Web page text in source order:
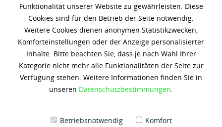
Funktionalität unserer Website zu gewährleisten. Diese
Cookies sind für den Betrieb der Seite notwendig.
Weitere Cookies dienen anonymen Statistikzwecken,
Komforteinstellungen oder der Anzeige personalisierter
Inhalte. Bitte beachten Sie, dass je nach Wahl Ihrer
Kategorie nicht mehr alle Funktionalitäten der Seite zur
Verfügung stehen. Weitere Informationen finden Sie in
unseren Datenschutzbestimmungen.
Betriebsnotwendig Komfort
Shell Tellus S3 M 68
97,18 € * (4,86 € / 1 Liter)
Inhalt: 20 Liter
g50027138